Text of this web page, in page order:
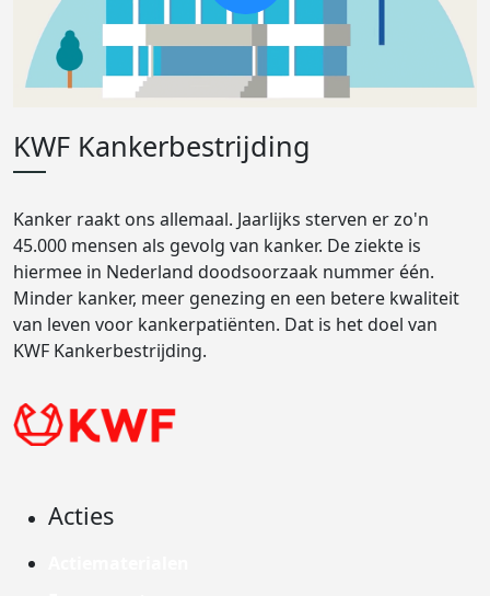
KWF Kankerbestrijding
Kanker raakt ons allemaal. Jaarlijks sterven er zo'n
45.000 mensen als gevolg van kanker. De ziekte is
hiermee in Nederland doodsoorzaak nummer één.
Minder kanker, meer genezing en een betere kwaliteit
van leven voor kankerpatiënten. Dat is het doel van
KWF Kankerbestrijding.
Acties